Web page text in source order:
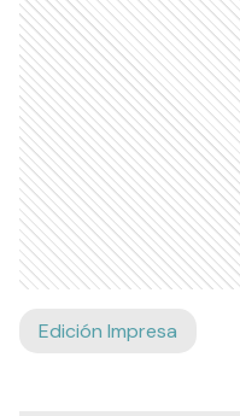
Edición Impresa